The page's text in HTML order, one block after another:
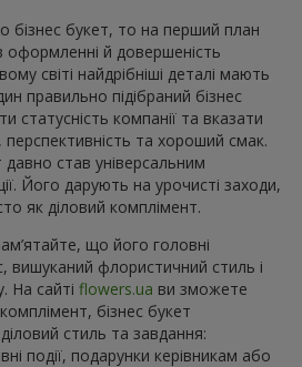
бізнес букет, то на перший план
оформленні й довершеність
світі найдрібніші деталі мають
правильно підібраний бізнес
статусність компанії та вказати
перспективність та хороший смак.
став універсальним
Його дарують на урочисті заходи,
як діловий комплімент.
що його головні
вишуканий флористичний стиль і
На сайті flowers.ua ви зможете
бізнес букет
стиль та завдання:
події, подарунки керівникам або